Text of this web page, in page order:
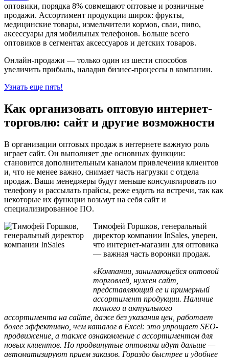
оптовики, порядка 8% совмещают оптовые и розничные
продажи. Ассортимент продукции широк: фрукты,
медицинские товары, измельчители кормов, сваи, пиво,
аксессуары для мобильных телефонов. Больше всего
оптовиков в сегментах аксессуаров и детских товаров.
Онлайн-продажи — только один из шести способов
увеличить прибыль, наладив бизнес-процессы в компании.
Узнать еще пять!
Как организовать оптовую интернет-
торговлю: сайт и другие возможности
В организации оптовых продаж в интернете важную роль
играет сайт. Он выполняет две основных функции:
становится дополнительным каналом привлечения клиентов
и, что не менее важно, снимает часть нагрузки с отдела
продаж. Ваши менеджеры будут меньше консультировать по
телефону и рассылать прайсы, реже ездить на встречи, так как
некоторые их функции возьмут на себя сайт и
специализированное ПО.
Тимофей Горшков, генеральный
директор компании InSales, уверен,
что интернет-магазин для оптовика
— важная часть воронки продаж.
«Компании, занимающейся оптовой
торговлей, нужен сайт,
представляющий ее и примерный
ассортимент продукции. Наличие
полного и актуального
ассортимента на сайте, даже без указания цен, работает
более эффективно, чем каталог в Excel: это упрощает SEO-
продвижение, а также ознакомление с ассортиментом для
новых клиентов. Но продвинутые оптовики идут дальше —
автоматизируют прием заказов. Гораздо быстрее и удобнее